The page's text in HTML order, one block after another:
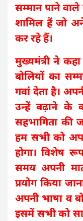
सम्मान पाने वाले
शामिल हैं जो
कर रहे हैं।
मुख्यमंत्री ने
बोलियों का
गवां देता है।
उन्हें बढ़ाने के
सहभागिता की
हम सभी को
होगा। विशेष
समय अपनी
प्रयोग किया
अपनी भाषा व
इसमें सभी को